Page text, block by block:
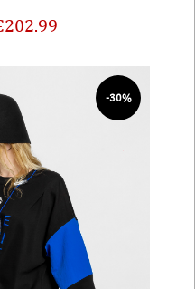
202.99
-30%